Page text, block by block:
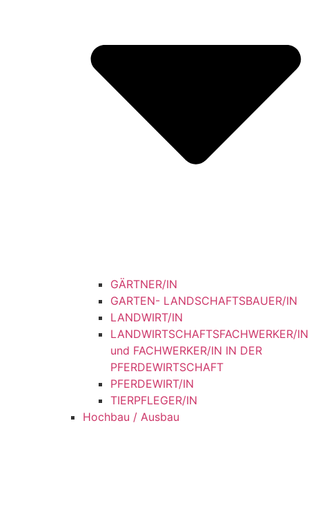
GÄRTNER/IN
GARTEN- LANDSCHAFTSBAUER/IN
LANDWIRT/IN
LANDWIRTSCHAFTSFACHWERKER/IN
und FACHWERKER/IN IN DER
PFERDEWIRTSCHAFT
PFERDEWIRT/IN
TIERPFLEGER/IN
Hochbau / Ausbau